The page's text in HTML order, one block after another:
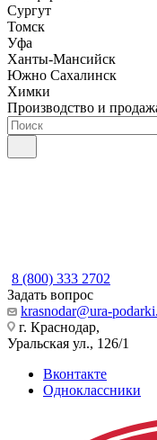
Сургут
Томск
Уфа
Ханты-Мансийск
Южно Сахалинск
Химки
Производство и
8 (800) 333 2702
Задать вопрос
krasnodar@ura-
г. Краснодар,
Уральская ул., 126/1
Вконтакте
Одноклассники